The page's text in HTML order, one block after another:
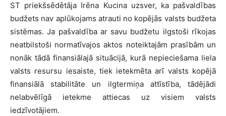
ST priekšsēdētāja Irēna Kucina uzsver, ka pašvaldības
budžets nav aplūkojams atrauti no kopējās valsts budžeta
sistēmas. Ja pašvaldība ar savu budžetu ilgstoši rīkojas
neatbilstoši normatīvajos aktos noteiktajām prasībām un
nonāk tādā finansiālajā situācijā, kurā nepieciešama liela
valsts resursu iesaiste, tiek ietekmēta arī valsts kopējā
finansiālā stabilitāte un ilgtermiņa attīstība, tādējādi
nelabvēlīgā ietekme attiecas uz visiem valsts
iedzīvotājiem.